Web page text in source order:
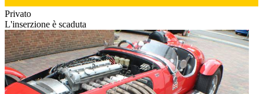
Privato
L'inserzione è scaduta